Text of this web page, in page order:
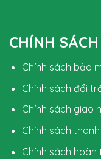
CHÍNH SÁCH
Chính sách bảo
Chính sách đổi
Chính sách giao
Chính sách
Chính sách hoàn